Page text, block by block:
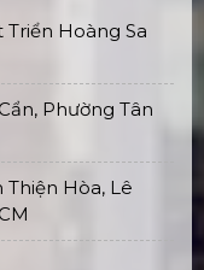
Hoàng Sa
Phường Tân
Thiện Hòa, Lê